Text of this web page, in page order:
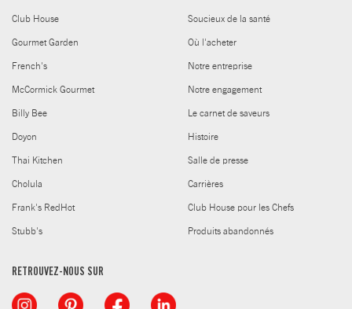
Club House
Gourmet Garden
French's
McCormick Gourmet
Billy Bee
Doyon
Thai Kitchen
Cholula
Frank's RedHot
Stubb's
Soucieux de la santé
Où l'acheter
Notre entreprise
Notre engagement
Le carnet de saveurs
Histoire
Salle de presse
Carrières
Club House pour les Chefs
Produits abandonnés
RETROUVEZ-NOUS SUR